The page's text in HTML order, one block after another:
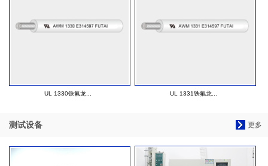
UL 1330铁氟龙... UL 1331铁氟龙...
更多
测试设备